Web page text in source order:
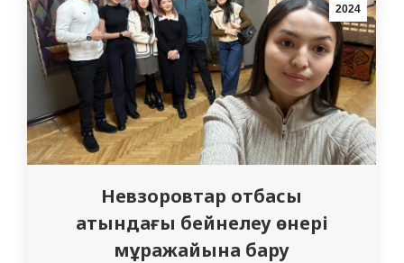
2024
Невзоровтар отбасы
атындағы бейнелеу өнері
мұражайына бару